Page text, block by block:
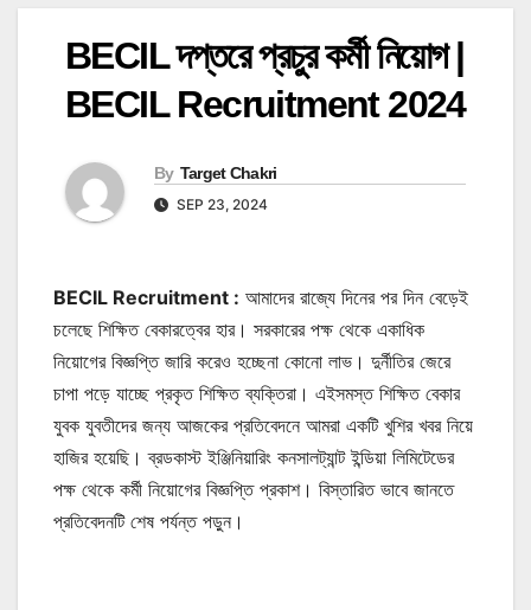
BECIL দপ্তরে প্রচুর কর্মী নিয়োগ |
BECIL Recruitment 2024
By Target Chakri
SEP 23, 2024
BECIL Recruitment : আমাদের রাজ্যে দিনের পর দিন বেড়েই
চলেছে শিক্ষিত বেকারত্বের হার। সরকারের পক্ষ থেকে একাধিক
নিয়োগের বিজ্ঞপ্তি জারি করেও হচ্ছেনা কোনো লাভ। দুর্নীতির জেরে
চাপা পড়ে যাচ্ছে প্রকৃত শিক্ষিত ব্যক্তিরা। এইসমস্ত শিক্ষিত বেকার
যুবক যুবতীদের জন্য আজকের প্রতিবেদনে আমরা একটি খুশির খবর নিয়ে
হাজির হয়েছি। ব্রডকাস্ট ইঞ্জিনিয়ারিং কনসালট্যান্ট ইন্ডিয়া লিমিটেডের
পক্ষ থেকে কর্মী নিয়োগের বিজ্ঞপ্তি প্রকাশ। বিস্তারিত ভাবে জানতে
প্রতিবেদনটি শেষ পর্যন্ত পড়ুন।